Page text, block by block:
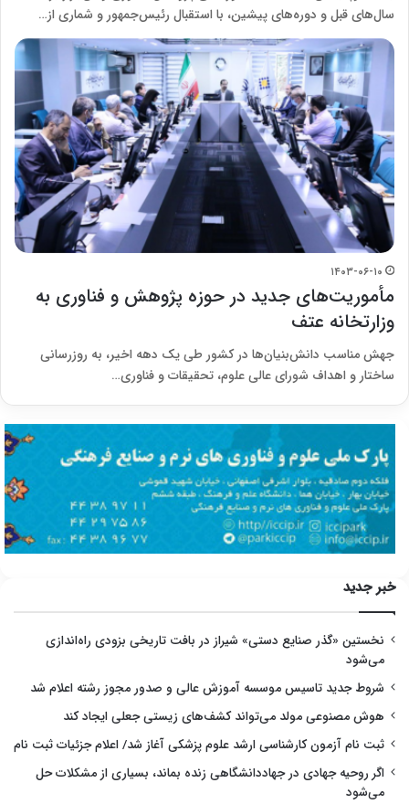
سال‌های قبل و دوره‌های پیشین، با استقبال رئیس‌جمهور و شماری از…
۱۴۰۳-۰۶-۱۰
مأموریت‌های جدید در حوزه پژوهش و فناوری به
وزارتخانه عتف
جهش مناسب دانش‌بنیان‌ها در کشور طی یک دهه اخیر، به روزرسانی
ساختار و اهداف شورای عالی علوم، تحقیقات و فناوری…
خبر جدید
نخستین «گذر صنایع دستی» شیراز در بافت تاریخی بزودی راه‌اندازی
می‌شود
شروط جدید تاسیس موسسه آموزش عالی و صدور مجوز رشته اعلام شد
هوش مصنوعی مولد می‌تواند کشف‌های زیستی جعلی ایجاد کند
ثبت نام آزمون کارشناسی ارشد علوم پزشکی آغاز شد/ اعلام جزئیات ثبت نام
اگر روحیه جهادی در جهاددانشگاهی زنده بماند، بسیاری از مشکلات حل
می‌شود